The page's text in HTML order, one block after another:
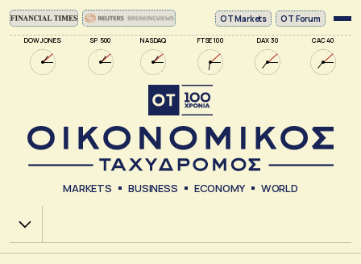
DOW JONES SP 500 NASDAQ FTSE 100 DAX 30 CAC 40
ΟΤ Markets OT Forum
MARKETS BUSINESS ECONOMY WORLD
Χ.Α.